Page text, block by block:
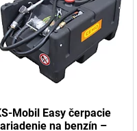
Mobil Easy čerpacie
na benzín –